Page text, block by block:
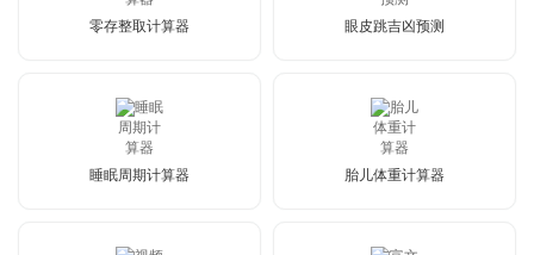
零存整取计算器 眼皮跳吉凶预测
睡眠周期计算器 胎儿体重计算器